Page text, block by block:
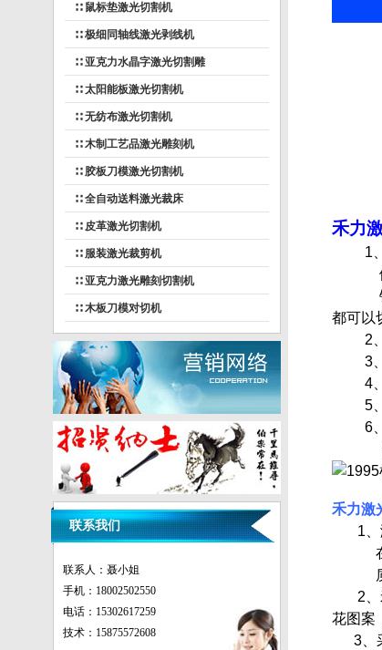
∷ 鼠标垫激光切割机
∷ 极细同轴线激光剥线机
∷ 亚克力水晶字激光切割雕
∷ 太阳能板激光切割机
∷ 无纺布激光切割机
∷ 木制工艺品激光雕刻机
∷ 胶板刀模激光切割机
∷ 全自动送料激光裁床
∷ 皮革激光切割机
∷ 服装激光裁剪机
∷ 亚克力激光雕刻切割机
∷ 木板刀模对切机
联系我们
联系人：聂小姐
手机：18002502550
电话：15302617259
技术：15875572608
禾力
1、
例如
镂空
都可以
2、切
3、
4、对
5、
6、可
雕刻
禾力激
1、激
在各
质感
2、禾
花图案
3、采